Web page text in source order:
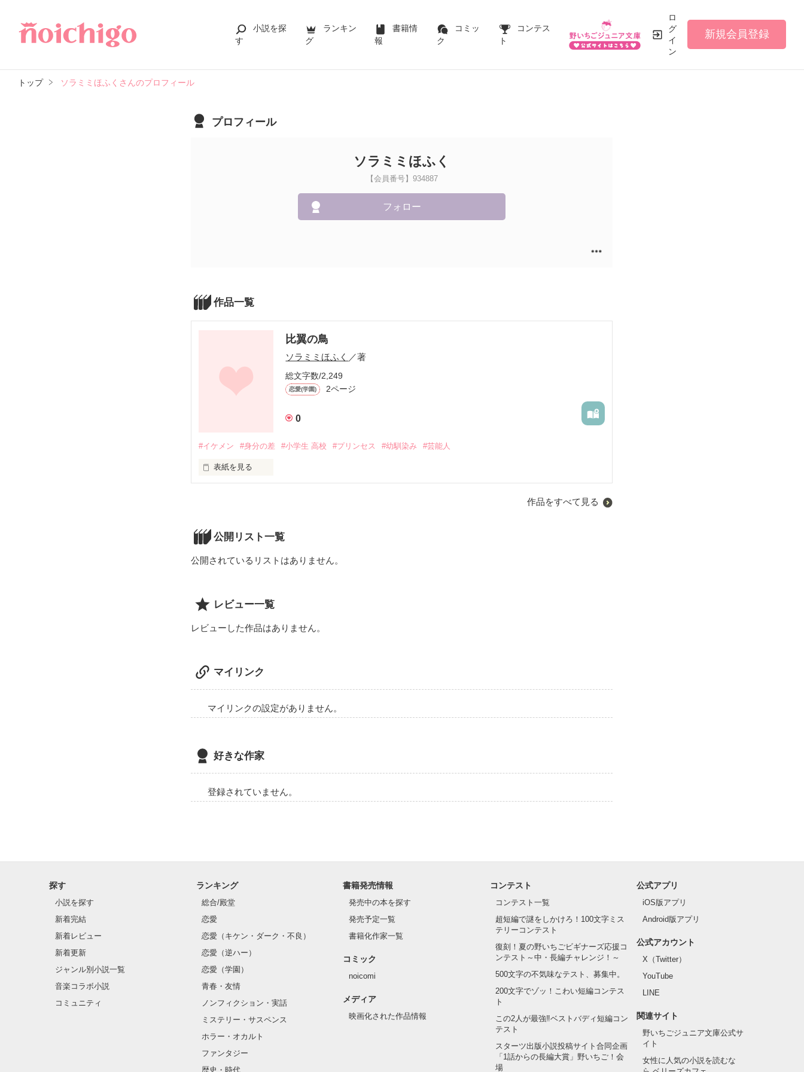
小説を探
す
ランキン
グ
書籍情
報
コミッ
ク
コンテス
ト
ロ
グ
イ
ン
新規会員登録
トップ ソラミミほふくさんのプロフィール
プロフィール
ソラミミほふく
【会員番号】934887
フォロー
作品一覧
比翼の鳥
ソラミミほふく ／著
総文字数/2,249
恋愛(学園) 2ページ
0
#イケメン #身分の差 #小学生 高校 #プリンセス #幼馴染み #芸能人
表紙を見る
作品をすべて見る
公開リスト一覧
公開されているリストはありません。
レビュー一覧
レビューした作品はありません。
マイリンク
マイリンクの設定がありません。
好きな作家
登録されていません。
探す
小説を探す
新着完結
新着レビュー
新着更新
ジャンル別小説一覧
音楽コラボ小説
コミュニティ
ランキング
総合/殿堂
恋愛
恋愛（キケン・ダーク・不良）
恋愛（逆ハー）
恋愛（学園）
青春・友情
ノンフィクション・実話
ミステリー・サスペンス
ホラー・オカルト
ファンタジー
歴史・時代
書籍発売情報
発売中の本を探す
発売予定一覧
書籍化作家一覧
コミック
noicomi
メディア
映画化された作品情報
コンテスト
コンテスト一覧
超短編で謎をしかけろ！100文字ミス
テリーコンテスト
復刻！夏の野いちごビギナーズ応援コ
ンテスト～中・長編チャレンジ！～
500文字の不気味なテスト、募集中。
200文字でゾッ！こわい短編コンテス
ト
この2人が最強‼ベストバディ短編コン
テスト
スターツ出版小説投稿サイト合同企画
「1話からの長編大賞」野いちご！会
場
公式アプリ
iOS版アプリ
Android版アプリ
公式アカウント
X（Twitter）
YouTube
LINE
関連サイト
野いちごジュニア文庫公式サ
イト
女性に人気の小説を読むな